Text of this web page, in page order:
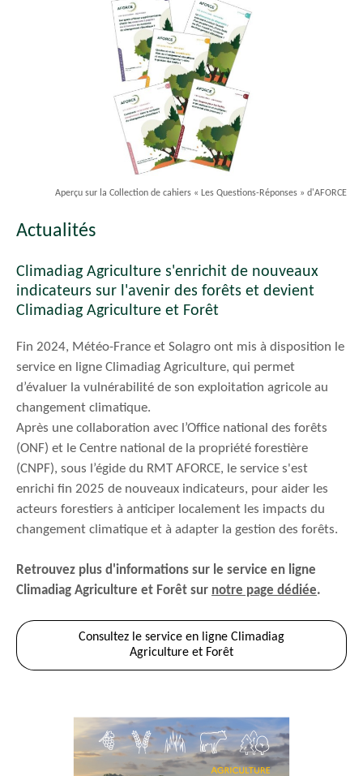
Aperçu sur la Collection de cahiers « Les Questions-Réponses » d'AFORCE
Actualités
Climadiag Agriculture s'enrichit de nouveaux
indicateurs sur l'avenir des forêts et devient
Climadiag Agriculture et Forêt
Fin 2024, Météo-France et Solagro ont mis à disposition le
service en ligne Climadiag Agriculture, qui permet
d’évaluer la vulnérabilité de son exploitation agricole au
changement climatique.
Après une collaboration avec l’Office national des forêts
(ONF) et le Centre national de la propriété forestière
(CNPF), sous l’égide du RMT AFORCE, le service s'est
enrichi fin 2025 de nouveaux indicateurs, pour aider les
acteurs forestiers à anticiper localement les impacts du
changement climatique et à adapter la gestion des forêts.
Retrouvez plus d'informations sur le service en ligne
Climadiag Agriculture et Forêt sur notre page dédiée.
Consultez le service en ligne Climadiag
Agriculture et Forêt